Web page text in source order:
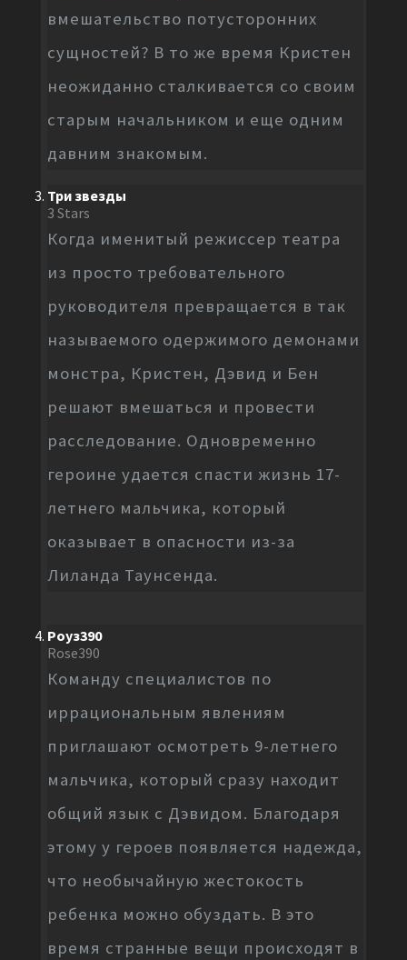
вмешательство потусторонних
сущностей? В то же время Кристен
неожиданно сталкивается со своим
старым начальником и еще одним
давним знакомым.
Три звезды
3 Stars
Когда именитый режиссер театра
из просто требовательного
руководителя превращается в так
называемого одержимого демонами
монстра, Кристен, Дэвид и Бен
решают вмешаться и провести
расследование. Одновременно
героине удается спасти жизнь 17-
летнего мальчика, который
оказывает в опасности из-за
Лиланда Таунсенда.
Роуз390
Rose390
Команду специалистов по
иррациональным явлениям
приглашают осмотреть 9-летнего
мальчика, который сразу находит
общий язык с Дэвидом. Благодаря
этому у героев появляется надежда,
что необычайную жестокость
ребенка можно обуздать. В это
время странные вещи происходят в